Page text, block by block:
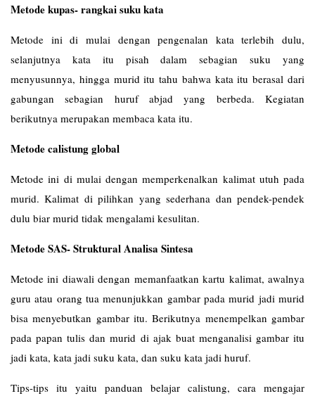
Metode kupas- rangkai suku kata
Metode ini di mulai dengan pengenalan kata terlebih dulu,
selanjutnya kata itu pisah dalam sebagian suku yang
menyusunnya, hingga murid itu tahu bahwa kata itu berasal dari
gabungan sebagian huruf abjad yang berbeda. Kegiatan
berikutnya merupakan membaca kata itu.
Metode calistung global
Metode ini di mulai dengan memperkenalkan kalimat utuh pada
murid. Kalimat di pilihkan yang sederhana dan pendek-pendek
dulu biar murid tidak mengalami kesulitan.
Metode SAS- Struktural Analisa Sintesa
Metode ini diawali dengan memanfaatkan kartu kalimat, awalnya
guru atau orang tua menunjukkan gambar pada murid jadi murid
bisa menyebutkan gambar itu. Berikutnya menempelkan gambar
pada papan tulis dan murid di ajak buat menganalisi gambar itu
jadi kata, kata jadi suku kata, dan suku kata jadi huruf.
Tips-tips itu yaitu panduan belajar calistung, cara mengajar